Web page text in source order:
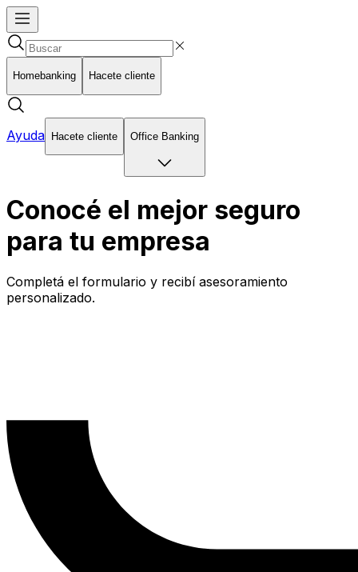
Homebanking Hacete cliente
Ayuda Hacete cliente Office Banking
Conocé el mejor seguro
para tu empresa
Completá el formulario y recibí asesoramiento
personalizado.